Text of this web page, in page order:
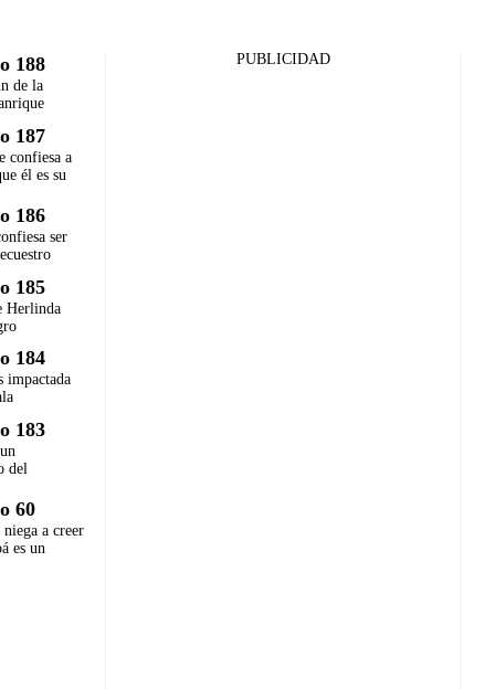
188
de la
187
confiesa a
él es su
186
ser
185
Herlinda
184
impactada
183
del
60
a creer
es un
PUBLICIDAD